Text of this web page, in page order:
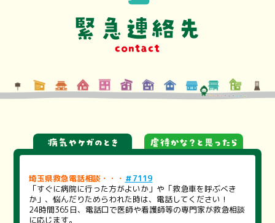
埼玉県救急電話相談・・・ ＃7119
「すぐに病院に行った方がよいか」や「救急車を呼ぶべき
か」、悩んだりためらわれた時は、電話してください！
24時間365日、電話口で医師や看護師等の専門家が救急相談
に応じます。